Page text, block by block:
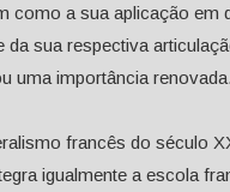
como a sua aplicação em
da sua respectiva
uma importância renovada.
francês do século
igualmente a escola